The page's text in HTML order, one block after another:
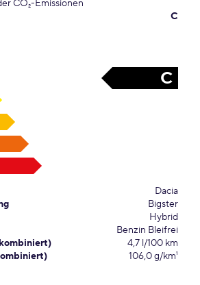
CO₂-Emissionen
C
C
Dacia
Bigster
Hybrid
Benzin Bleifrei
4,7 l/100 km
106,0 g/km¹